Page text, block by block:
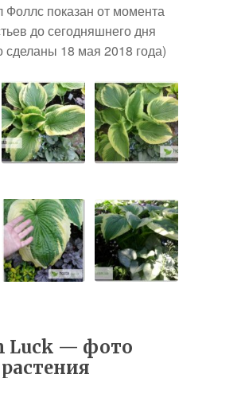
Фоллс показан от момента
до сегодняшнего дня
сделаны 18 мая 2018 года)
Luck — фото